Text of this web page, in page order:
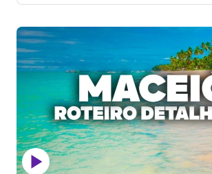
onde o mar tem três tons de verde […]